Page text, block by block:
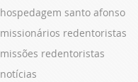
hospedagem santo afonso
missionários redentoristas
missões redentoristas
notícias